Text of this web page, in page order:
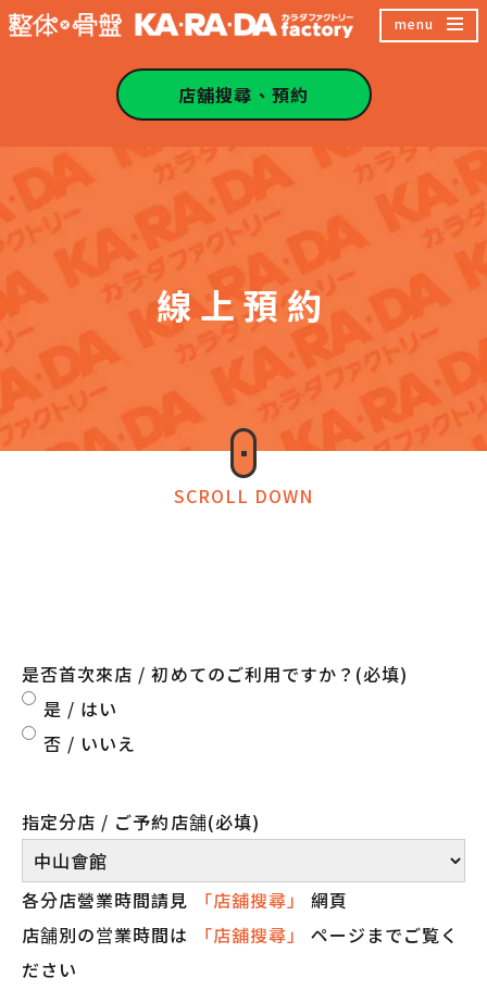
跳
容
區
menu
店舖搜尋、預約
線上預約
SCROLL DOWN
是否首次來店 / 初めてのご利用ですか？ (必填)
是 / はい
否 / いいえ
指定分店 / ご予約店舗(必填)
各分店營業時間請見 「店舖搜尋」
網頁
店舗別の営業時間は
「店舖搜尋」
ページまでご覧く
ださい